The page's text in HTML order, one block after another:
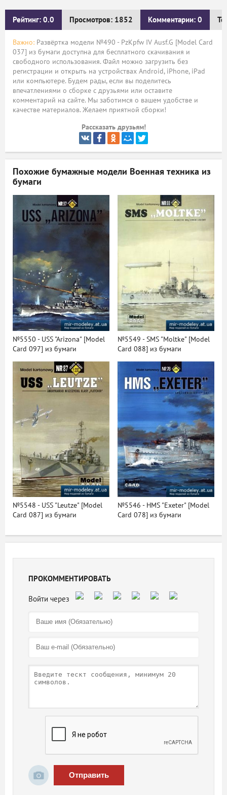
Рейтинг: 0.0 Просмотров: 1852 Комментарии: 0
Важно: Развёртка модели №490 - PzKpfw IV Ausf.G [Model Card
037] из бумаги доступна для бесплатного скачивания и
свободного использования. Файл можно загрузить без
регистрации и открыть на устройствах Android, iPhone, iPad
или компьютере. Будем рады, если вы поделитесь
впечатлениями о сборке с друзьями или оставите
комментарий на сайте. Мы заботимся о вашем удобстве и
качестве материалов. Желаем приятной сборки!
Рассказать друзьям!
Похожие бумажные модели Военная техника из
бумаги
№5550 - USS "Arizona" [Model
Card 097] из бумаги
№5549 - SMS "Moltke" [Model
Card 088] из бумаги
№5548 - USS "Leutze" [Model
Card 087] из бумаги
№5546 - HMS "Exeter" [Model
Card 078] из бумаги
ПРОКОММЕНТИРОВАТЬ
Отправить